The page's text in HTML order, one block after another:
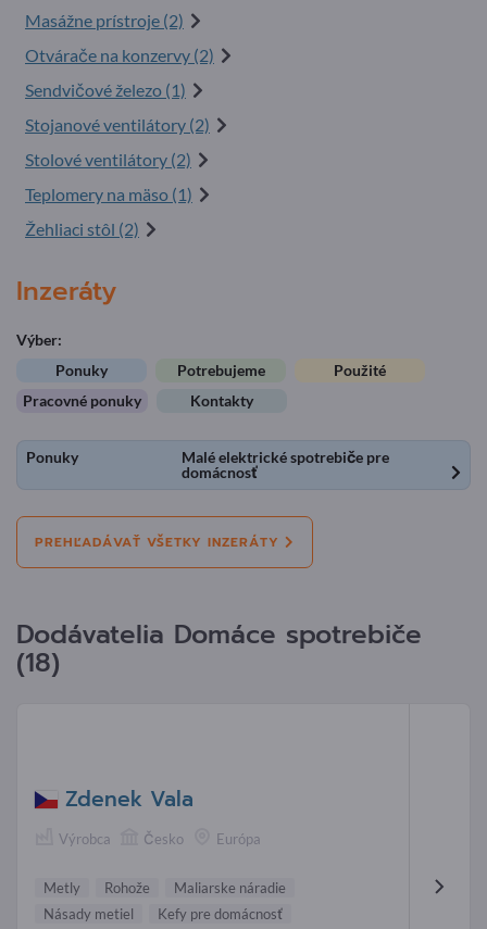
Masážne prístroje (2)
Otvárače na konzervy (2)
Sendvičové železo (1)
Stojanové ventilátory (2)
Stolové ventilátory (2)
Teplomery na mäso (1)
Žehliaci stôl (2)
Inzeráty
Výber:
Ponuky
Potrebujeme
Použité
Pracovné ponuky
Kontakty
Ponuky
Malé elektrické spotrebiče pre
domácnosť
PREHĽADÁVAŤ VŠETKY INZERÁTY
Dodávatelia Domáce spotrebiče
(18)
Zdenek Vala
Výrobca Česko Európa
Metly Rohože
Maliarske náradie
Násady metiel
Kefy pre domácnosť